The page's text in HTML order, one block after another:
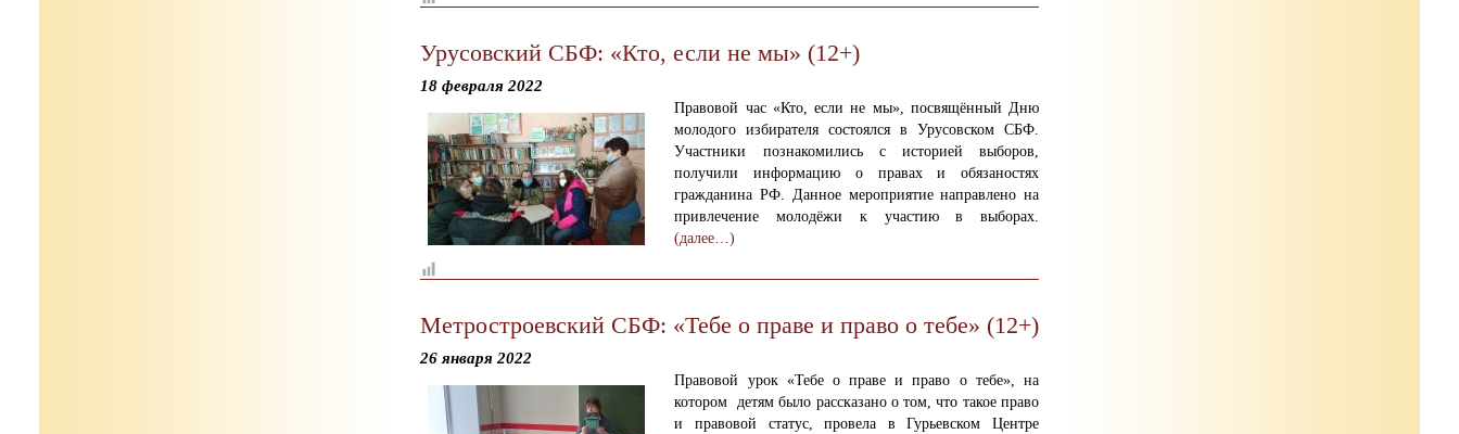
Урусовский СБФ: «Кто, если не мы» (12+)
18 февраля 2022
Правовой час «Кто, если не мы», посвящённый Дню
молодого избирателя состоялся в Урусовском СБФ.
Участники познакомились с историей выборов,
получили информацию о правах и обязаностях
гражданина РФ. Данное мероприятие направлено на
привлечение молодёжи к участию в выборах.
(далее…)
Метростроевский СБФ: «Тебе о праве и право о тебе» (12+)
26 января 2022
Правовой урок «Тебе о праве и право о тебе», на
котором детям было рассказано о том, что такое право
и правовой статус, провела в Гурьевском Центре